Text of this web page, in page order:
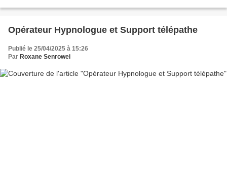
Opérateur Hypnologue et Support télépathe
Publié le 25/04/2025 à 15:26
Par Roxane Senrowei